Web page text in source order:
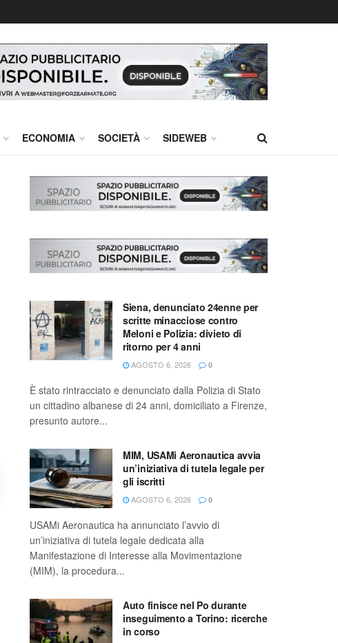
ECONOMIA SOCIETÀ SIDEWEB
Siena, denunciato 24enne per
scritte minacciose contro
Meloni e Polizia: divieto di
ritorno per 4 anni
AGOSTO 6, 2026 0
È stato rintracciato e denunciato dalla Polizia di Stato
un cittadino albanese di 24 anni, domiciliato a Firenze,
presunto autore...
MIM, USAMi Aeronautica avvia
un’iniziativa di tutela legale per
gli iscritti
AGOSTO 6, 2026 0
USAMi Aeronautica ha annunciato l’avvio di
un’iniziativa di tutela legale dedicata alla
Manifestazione di Interesse alla Movimentazione
(MIM), la procedura...
Auto finisce nel Po durante
inseguimento a Torino: ricerche
in corso